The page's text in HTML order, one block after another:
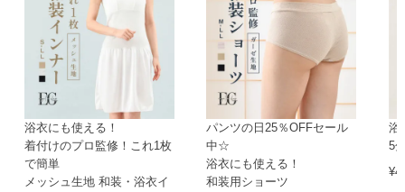
浴衣にも使える！
着付けのプロ監修！これ1枚
で簡単
メッシュ生地 和装・浴衣イ
パンツの日25％OFFセール
中☆
浴衣にも使える！
和装用ショーツ
浴
5
¥